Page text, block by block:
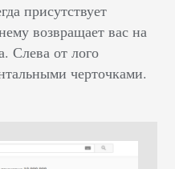
присутствует
возвращает вас на
Слева от лого
черточками.